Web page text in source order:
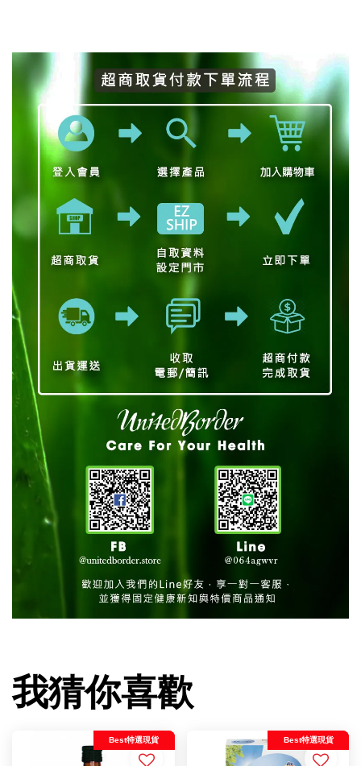
我猜你喜歡
Best特選現貨 Best特選現貨